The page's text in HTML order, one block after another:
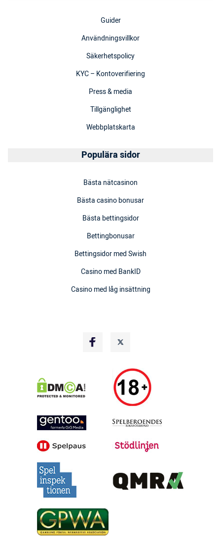
Guider
Användningsvillkor
Säkerhetspolicy
KYC – Kontoverifiering
Press & media
Tillgänglighet
Webbplatskarta
Populära sidor
Bästa nätcasinon
Bästa casino bonusar
Bästa bettingsidor
Bettingbonusar
Bettingsidor med Swish
Casino med BankID
Casino med låg insättning